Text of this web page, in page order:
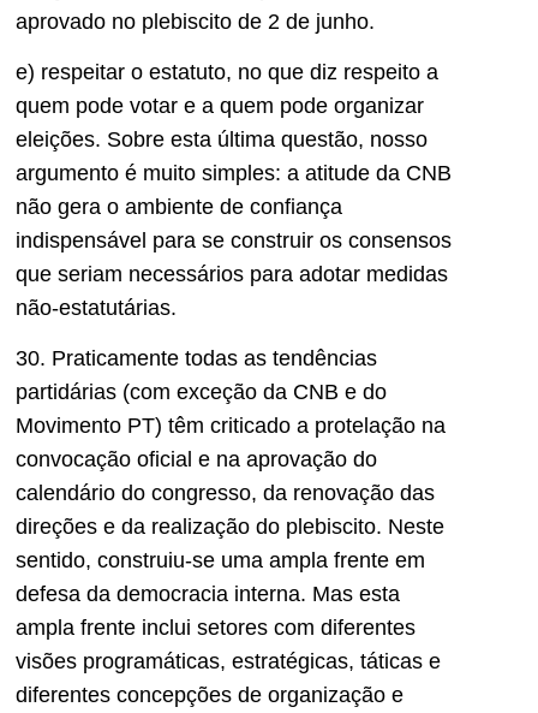
aprovado no plebiscito de 2 de junho.
e) respeitar o estatuto, no que diz respeito a
quem pode votar e a quem pode organizar
eleições. Sobre esta última questão, nosso
argumento é muito simples: a atitude da CNB
não gera o ambiente de confiança
indispensável para se construir os consensos
que seriam necessários para adotar medidas
não-estatutárias.
30. Praticamente todas as tendências
partidárias (com exceção da CNB e do
Movimento PT) têm criticado a protelação na
convocação oficial e na aprovação do
calendário do congresso, da renovação das
direções e da realização do plebiscito. Neste
sentido, construiu-se uma ampla frente em
defesa da democracia interna. Mas esta
ampla frente inclui setores com diferentes
visões programáticas, estratégicas, táticas e
diferentes concepções de organização e